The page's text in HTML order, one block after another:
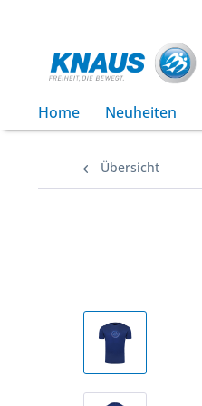
Home Neuheiten
Übersicht